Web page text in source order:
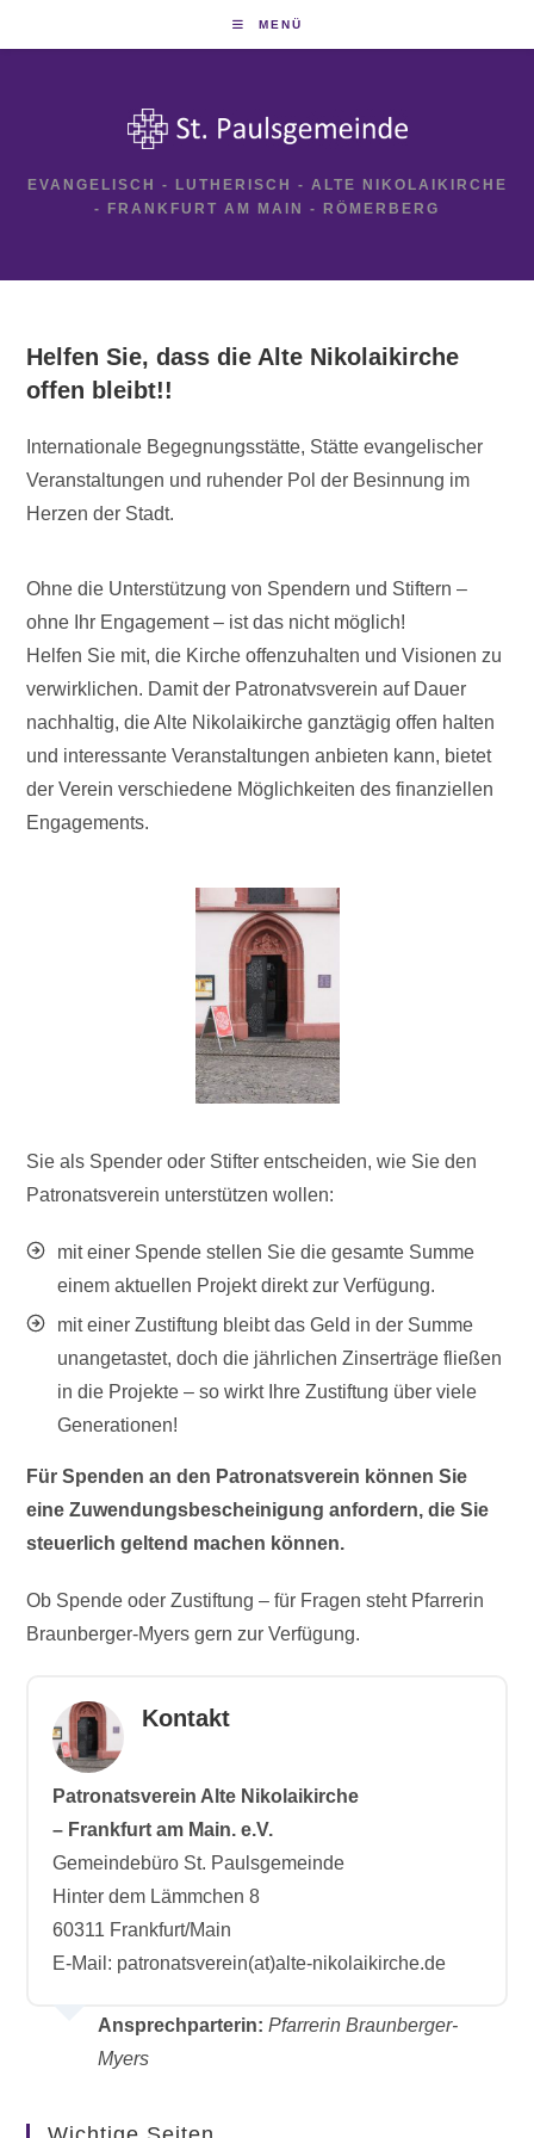
MENÜ
EVANGELISCH - LUTHERISCH - ALTE NIKOLAIKIRCHE
- FRANKFURT AM MAIN - RÖMERBERG
Helfen Sie, dass die Alte Nikolaikirche
offen bleibt!!
Internationale Begegnungsstätte, Stätte evangelischer
Veranstaltungen und ruhender Pol der Besinnung im
Herzen der Stadt.
Ohne die Unterstützung von Spendern und Stiftern –
ohne Ihr Engagement – ist das nicht möglich!
Helfen Sie mit, die Kirche offenzuhalten und Visionen zu
verwirklichen. Damit der Patronatvsverein auf Dauer
nachhaltig, die Alte Nikolaikirche ganztägig offen halten
und interessante Veranstaltungen anbieten kann, bietet
der Verein verschiedene Möglichkeiten des finanziellen
Engagements.
Sie als Spender oder Stifter entscheiden, wie Sie den
Patronatsverein unterstützen wollen:
mit einer Spende stellen Sie die gesamte Summe
einem aktuellen Projekt direkt zur Verfügung.
mit einer Zustiftung bleibt das Geld in der Summe
unangetastet, doch die jährlichen Zinserträge fließen
in die Projekte – so wirkt Ihre Zustiftung über viele
Generationen!
Für Spenden an den Patronatsverein können Sie
eine Zuwendungsbescheinigung anfordern, die Sie
steuerlich geltend machen können.
Ob Spende oder Zustiftung – für Fragen steht Pfarrerin
Braunberger-Myers gern zur Verfügung.
Kontakt
Patronatsverein Alte Nikolaikirche
– Frankfurt am Main. e.V.
Gemeindebüro St. Paulsgemeinde
Hinter dem Lämmchen 8
60311 Frankfurt/Main
E-Mail: patronatsverein(at)alte-nikolaikirche.de
Ansprechparterin: Pfarrerin Braunberger-
Myers